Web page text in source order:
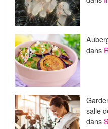
dans
salle
dans